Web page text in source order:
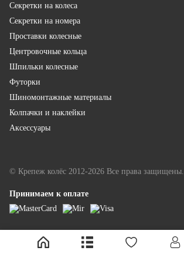
Секретки на колеса
Секретки на номера
Проставки колесные
Центровочные кольца
Шпильки колесные
Футорки
Шиномонтажные материалы
Колпачки и наклейки
Аксессуары
© Крепеж колёс 2012-2026 Все права защищены.
Принимаем к оплате
LINKOR - разработка и продвижение